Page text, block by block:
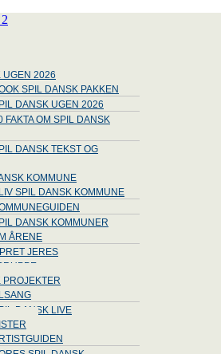
UGEN 2026
SPIL DANSK PAKKEN
DANSK UGEN 2026
FAKTA OM SPIL DANSK
DANSK TEKST OG
KOMMUNE
SPIL DANSK KOMMUNE
DANSK KOMMUNER
ÅRENE
JERES
DANSK LIVE